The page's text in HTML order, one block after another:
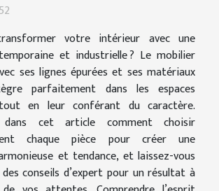
votre intérieur avec une
et industrielle ? Le mobilier
ses lignes épurées et ses matériaux
parfaitement dans les espaces
en leur conférant du caractère.
dans cet article comment choisir
chaque pièce pour créer une
et tendance, et laissez-vous
conseils d’expert pour un résultat à